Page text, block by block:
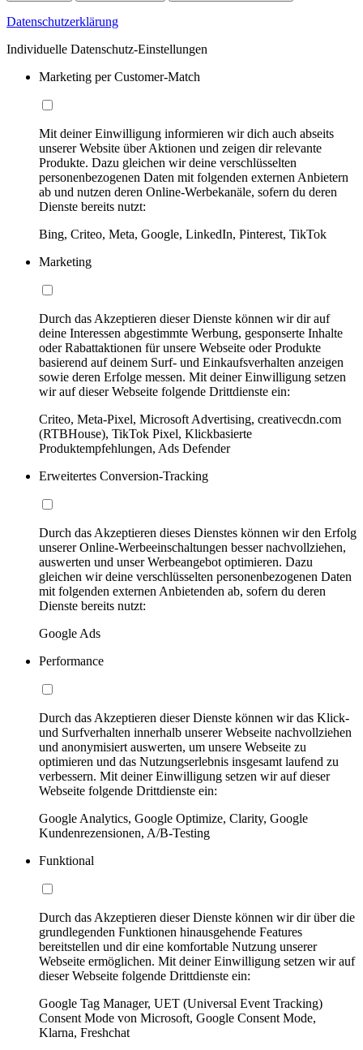
Datenschutzerklärung
Individuelle Datenschutz-Einstellungen
Marketing per Customer-Match
Mit deiner Einwilligung informieren wir dich auch abseits
unserer Website über Aktionen und zeigen dir relevante
Produkte. Dazu gleichen wir deine verschlüsselten
personenbezogenen Daten mit folgenden externen Anbietern
ab und nutzen deren Online-Werbekanäle, sofern du deren
Dienste bereits nutzt:
Bing, Criteo, Meta, Google, LinkedIn, Pinterest, TikTok
Marketing
Durch das Akzeptieren dieser Dienste können wir dir auf
deine Interessen abgestimmte Werbung, gesponserte Inhalte
oder Rabattaktionen für unsere Webseite oder Produkte
basierend auf deinem Surf- und Einkaufsverhalten anzeigen
sowie deren Erfolge messen. Mit deiner Einwilligung setzen
wir auf dieser Webseite folgende Drittdienste ein:
Criteo, Meta-Pixel, Microsoft Advertising, creativecdn.com
(RTBHouse), TikTok Pixel, Klickbasierte
Produktempfehlungen, Ads Defender
Erweitertes Conversion-Tracking
Durch das Akzeptieren dieses Dienstes können wir den Erfolg
unserer Online-Werbeeinschaltungen besser nachvollziehen,
auswerten und unser Werbeangebot optimieren. Dazu
gleichen wir deine verschlüsselten personenbezogenen Daten
mit folgenden externen Anbietenden ab, sofern du deren
Dienste bereits nutzt:
Google Ads
Performance
Durch das Akzeptieren dieser Dienste können wir das Klick-
und Surfverhalten innerhalb unserer Webseite nachvollziehen
und anonymisiert auswerten, um unsere Webseite zu
optimieren und das Nutzungserlebnis insgesamt laufend zu
verbessern. Mit deiner Einwilligung setzen wir auf dieser
Webseite folgende Drittdienste ein:
Google Analytics, Google Optimize, Clarity, Google
Kundenrezensionen, A/B-Testing
Funktional
Durch das Akzeptieren dieser Dienste können wir dir über die
grundlegenden Funktionen hinausgehende Features
bereitstellen und dir eine komfortable Nutzung unserer
Webseite ermöglichen. Mit deiner Einwilligung setzen wir auf
dieser Webseite folgende Drittdienste ein:
Google Tag Manager, UET (Universal Event Tracking)
Consent Mode von Microsoft, Google Consent Mode,
Klarna, Freshchat